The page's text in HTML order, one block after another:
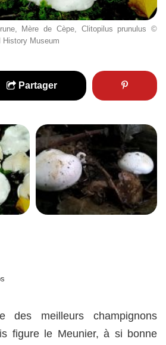
Mère de Cèpe, Clitopilus prunulus ©
History Museum
Partager
des meilleurs champignons
figure le Meunier, à si bonne